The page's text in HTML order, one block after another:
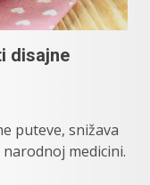
disajne
puteve, snižava
medicini.